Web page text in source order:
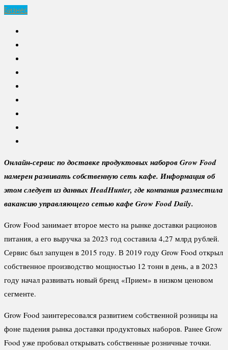
Бизнес
Онлайн-сервис по доставке продуктовых наборов Grow Food
намерен развивать собственную сеть кафе. Информация об
этом следует из данных HeadHunter, где компания разместила
вакансию управляющего сетью кафе Grow Food Daily.
Grow Food занимает второе место на рынке доставки рационов
питания, а его выручка за 2023 год составила 4,27 млрд рублей.
Сервис был запущен в 2015 году. В 2019 году Grow Food открыл
собственное производство мощностью 12 тонн в день, а в 2023
году начал развивать новый бренд «Прием» в низком ценовом
сегменте.
Grow Food заинтересовался развитием собственной розницы на
фоне падения рынка доставки продуктовых наборов. Ранее Grow
Food уже пробовал открывать собственные розничные точки.